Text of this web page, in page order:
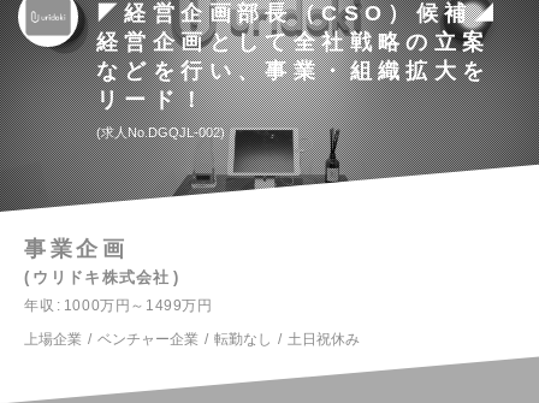
◤経営企画部長（CSO）候補◢
経営企画として全社戦略の立案
などを行い、事業・組織拡大を
リード！
求人No.DGQJL-002
事業企画
ウリドキ株式会社
年収
1000万円～1499万円
上場企業
ベンチャー企業 転勤なし 土日祝休み